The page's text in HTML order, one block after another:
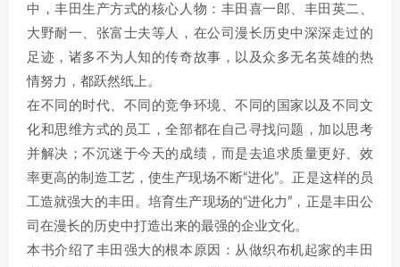
中，丰田生产方式的核心人物：丰田喜一郎、丰田英二、
大野耐一、张富士夫等人，在公司漫长历史中深深走过的
足迹，诸多不为人知的传奇故事，以及众多无名英雄的热
情努力，都跃然纸上。
在不同的时代、不同的竞争环境、不同的国家以及不同文
化和思维方式的员工，全部都在自己寻找问题，加以思考
并解决；不沉迷于今天的成绩，而是去追求质量更好、效
率更高的制造工艺，使生产现场不断“进化”。正是这样的员
工造就强大的丰田。培育生产现场的“进化力”，正是丰田公
司在漫长的历史中打造出来的最强的企业文化。
本书介绍了丰田强大的根本原因：从做织布机起家的丰田